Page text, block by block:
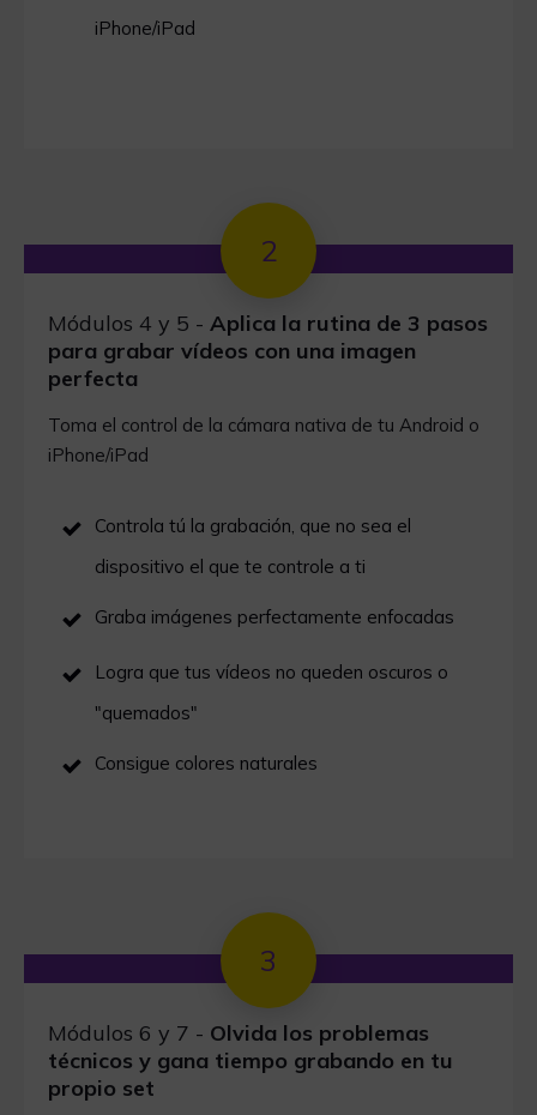
iPhone/iPad
2
Módulos 4 y 5 - Aplica la rutina de 3 pasos
para grabar vídeos con una imagen
perfecta
Toma el control de la cámara nativa de tu Android o
iPhone/iPad
Controla tú la grabación, que no sea el
dispositivo el que te controle a ti
Graba imágenes perfectamente enfocadas
Logra que tus vídeos no queden oscuros o
"quemados"
Consigue colores naturales
3
Módulos 6 y 7 - Olvida los problemas
técnicos y gana tiempo grabando en tu
propio set